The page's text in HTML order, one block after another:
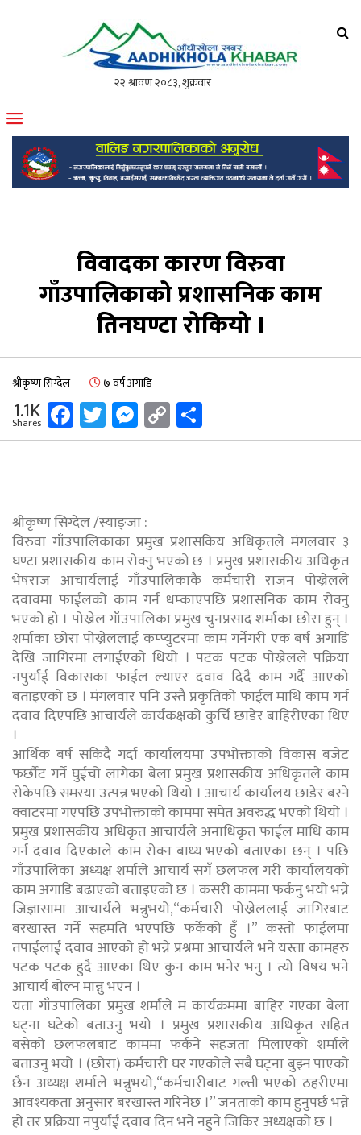
मोफसलकै लोकप्रिय अनलाइन पत्रिका
विवादका कारण विरुवा
गाँउपालिकाको प्रशासनिक काम
तिनघण्टा रोकियो ।
श्रीकृष्ण सिग्देल ७ वर्ष अगाडि
1.1K
Shares Facebook
Twitter
Messenger
Copy
Link
श्रीकृष्ण सिग्देल /स्याङ्जा :
विरुवा गाँउपालिकाका प्रमुख प्रशासकिय अधिकृतले मंगलवार ३
घण्टा प्रशासकीय काम रोक्नु भएको छ । प्रमुख प्रशासकीय अधिकृत
भेषराज आचार्यलाई गाँउपालिकाकै कर्मचारी राजन पोख्रेलले
दवावमा फाईलको काम गर्न धम्काएपछि प्रशासनिक काम रोक्नु
भएको हो । पोख्रेल गाँउपालिका प्रमुख चुनप्रसाद शर्माका छोरा हुन् ।
शर्माका छोरा पोख्रेललाई कम्प्युटरमा काम गर्नेगरी एक बर्ष अगाडि
देखि जागिरमा लगाईएको थियो । पटक पटक पोख्रेलले पक्रिया
नपुर्याई विकासका फाईल ल्याएर दवाव दिदै काम गर्दै आएको
बताइएको छ । मंगलवार पनि उस्तै प्रकृतिको फाईल माथि काम गर्न
दवाव दिएपछि आचार्यले कार्यकक्षको कुर्चि छाडेर बाहिरीएका थिए
।
आर्थिक बर्ष सकिदै गर्दा कार्यालयमा उपभोक्ताको विकास बजेट
फर्छौट गर्ने घुईचो लागेका बेला प्रमुख प्रशासकीय अधिकृतले काम
रोकेपछि समस्या उत्पन्न भएको थियो । आचार्य कार्यालय छाडेर बस्ने
क्वाटरमा गएपछि उपभोक्ताको काममा समेत अवरुद्ध भएको थियो ।
प्रमुख प्रशासकीय अधिकृत आचार्यले अनाधिकृत फाईल माथि काम
गर्न दवाव दिएकाले काम रोक्न बाध्य भएको बताएका छन् । पछि
गाँउपालिका अध्यक्ष शर्माले आचार्य सगँ छलफल गरी कार्यालयको
काम अगाडि बढाएको बताइएको छ । कसरी काममा फर्कनु भयो भन्ने
जिज्ञासामा आचार्यले भन्नुभयो,“कर्मचारी पोख्रेललाई जागिरबाट
बरखास्त गर्ने सहमति भएपछि फर्केको हुँ ।” कस्तो फाईलमा
तपाईलाई दवाव आएको हो भन्ने प्रश्नमा आचार्यले भने यस्ता कामहरु
पटक पटक हुदै आएका थिए कुन काम भनेर भनु । त्यो विषय भने
आचार्य बोल्न मान्नु भएन ।
यता गाँउपालिका प्रमुख शर्माले म कार्यक्रममा बाहिर गएका बेला
घट्ना घटेको बताउनु भयो । प्रमुख प्रशासकीय अधिकृत सहित
बसेको छलफलबाट काममा फर्कने सहजता मिलाएको शर्माले
बताउनु भयो । (छोरा) कर्मचारी घर गएकोले सबै घट्ना बुझ्न पाएको
छैन अध्यक्ष शर्माले भन्नुभयो,“कर्मचारीबाट गल्ती भएको ठहरीएमा
आवश्यकता अनुसार बरखास्त गरिनेछ ।” जनताको काम हुनुपर्छ भन्ने
हो तर प्रक्रिया नपुर्याई दवाव दिन भने नहुने जिकिर अध्यक्षको छ ।